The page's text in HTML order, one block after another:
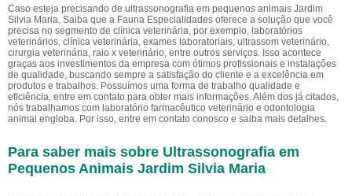
Caso esteja precisando de ultrassonografia em pequenos animais Jardim
Silvia Maria, Saiba que a Fauna Especialidades oferece a solução que você
precisa no segmento de clínica veterinária, por exemplo, laboratórios
veterinários, clínica veterinária, exames laboratoriais, ultrassom veterinário,
cirurgia veterinária, raio x veterinário, entre outros serviços. Isso acontece
graças aos investimentos da empresa com ótimos profissionais e instalações
de qualidade, buscando sempre a satisfação do cliente e a excelência em
produtos e trabalhos. Possuímos uma forma de trabalho qualidade e
eficiência, entre em contato para obter mais informações. Além dos já citados,
nós trabalhamos com laboratório farmacêutico veterinário e odontologia
animal engloba. Por isso, entre em contato conosco e saiba mais detalhes.
Para saber mais sobre Ultrassonografia em
Pequenos Animais Jardim Silvia Maria